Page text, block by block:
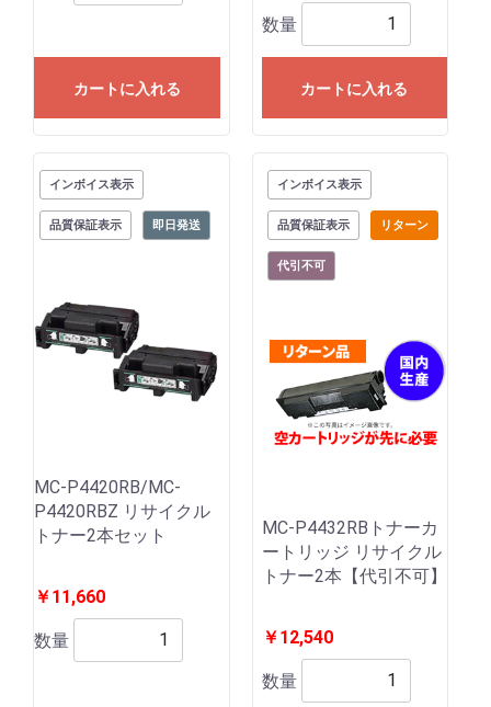
カートに入れる
数量
カートに入れる
インボイス表示
品質保証表示 即日発送
MC-P4420RB/MC-
P4420RBZ リサイクル
トナー2本セット
￥11,660
数量
インボイス表示
品質保証表示 リターン
代引不可
MC-P4432RBトナーカ
ートリッジ リサイクル
トナー2本【代引不可】
￥12,540
数量